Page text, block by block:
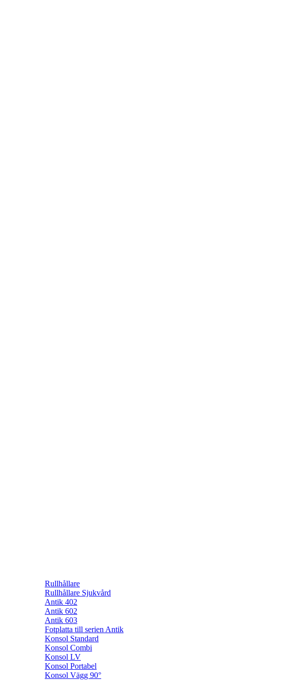
Rullhållare
Rullhållare Sjukvård
Antik 402
Antik 602
Antik 603
Fotplatta till serien Antik
Konsol Standard
Konsol Combi
Konsol LV
Konsol Portabel
Konsol Vägg 90°